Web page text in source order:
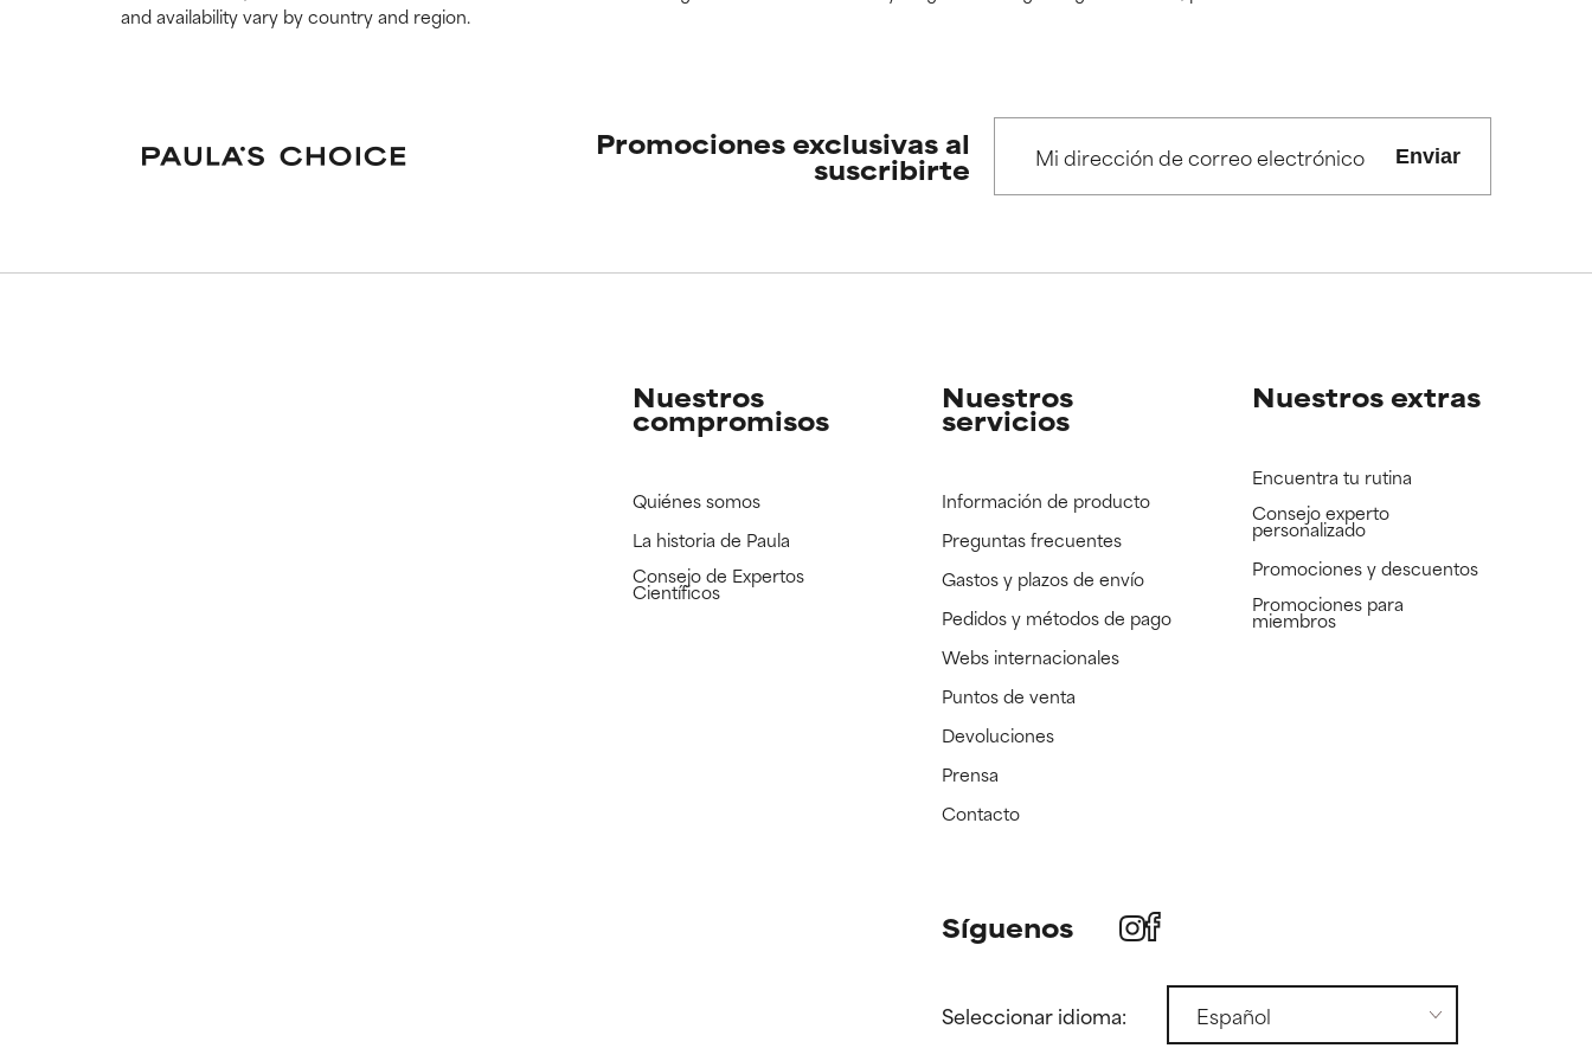
and availability vary by country and region.
Promociones exclusivas al
suscribirte Enviar
Nuestros
compromisos
Quiénes somos
La historia de Paula
Consejo de Expertos
Científicos
Nuestros
servicios
Información de producto
Preguntas frecuentes
Gastos y plazos de envío
Pedidos y métodos de pago
Webs internacionales
Puntos de venta
Devoluciones
Prensa
Contacto
Nuestros extras
Encuentra tu rutina
Consejo experto
personalizado
Promociones y descuentos​
Promociones para
miembros
Síguenos
Seleccionar idioma: